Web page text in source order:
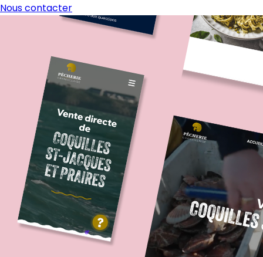
Nous contacter